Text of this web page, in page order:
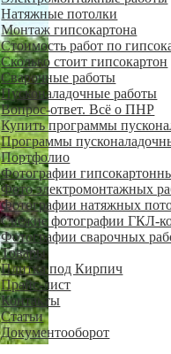
Натяжные потолки
Монтаж гипсокартона
Стоимость работ по
Сколько стоит гипсокартон
Сварочные работы
Пусконаладочные работы
Вопрос-ответ. Всё о ПНР
Купить программы
Программы
Портфолио
Фотографии
Фото электромонтажных
Фотографии натяжных
Свежие фотографии ГКЛ-
Фотографии сварочных
Товары
Плитка под Кирпич
Прайс-лист
Контакты
Статьи
Документооборот